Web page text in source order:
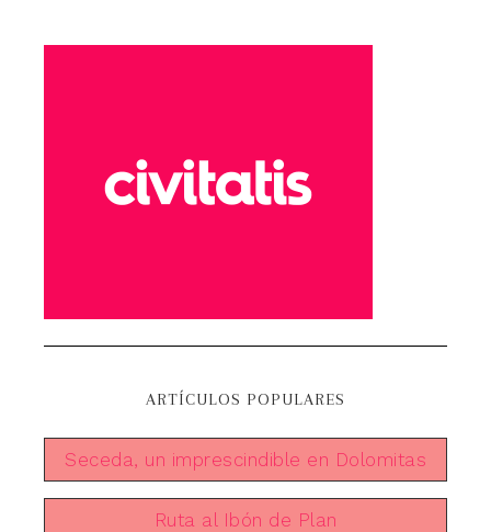
ARTÍCULOS POPULARES
Seceda, un imprescindible en Dolomitas
Ruta al Ibón de Plan